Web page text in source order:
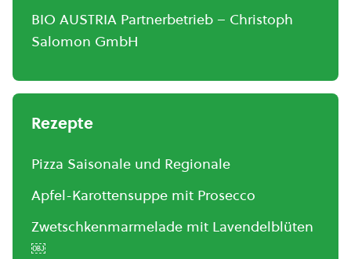
BIO AUSTRIA Partnerbetrieb – Christoph
Salomon GmbH
Rezepte
Pizza Saisonale und Regionale
Apfel-Karottensuppe mit Prosecco
Zwetschkenmarmelade mit Lavendelblüten
￼